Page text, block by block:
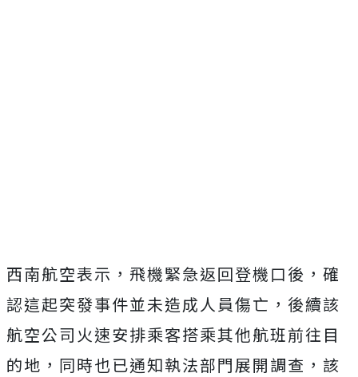
西南航空表示，飛機緊急返回登機口後，確
認這起突發事件並未造成人員傷亡，後續該
航空公司火速安排乘客搭乘其他航班前往目
的地，同時也已通知執法部門展開調查，該